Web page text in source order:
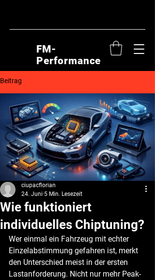
FM-
Performance
Beitrag
Wie funktioniert
individuelles Chiptuning?
ciupacflorian
24. Juni 5 Min. Lesezeit
Wer einmal ein Fahrzeug mit echter
Einzelabstimmung gefahren ist, merkt
den Unterschied meist in der ersten
Lastanforderung. Nicht nur mehr Peak-